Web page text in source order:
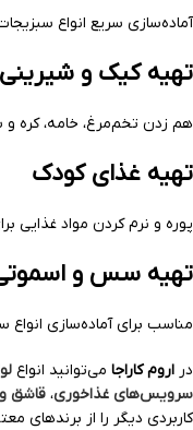
آماده‌سازی سریع انواع
تهیه کیک و شیرینی
هم زدن تخم‌مرغ، خامه، کره و
تهیه غذای کودک
پوره و نرم کردن مواد غذایی
تهیه سس و
مناسب برای آماده‌سازی
در اروم کاراجا می‌توانید انواع
سرویس‌های غذاخوری، قاشق
کاربردی دیگر را از برندهای